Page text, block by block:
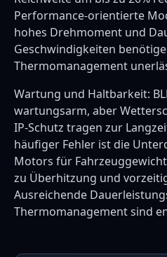
Performance-orientierte
hohes Drehmoment und
Geschwindigkeiten
Thermomanagement
Wartung und Haltbarkeit:
wartungsarm, aber
IP-Schutz tragen zur
häufiger Fehler ist die
Motors für
zu Überhitzung und
Ausreichende
Thermomanagement sind